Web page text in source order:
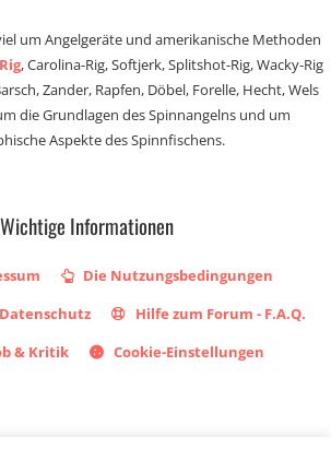
um Angelgeräte und amerikanische Methoden
, Carolina-Rig, Softjerk, Splitshot-Rig, Wacky-Rig
Zander, Rapfen, Döbel, Forelle, Hecht, Wels
die Grundlagen des Spinnangelns und um
Aspekte des Spinnfischens.
Wichtige Informationen
Die Nutzungsbedingungen
Hilfe zum Forum - F.A.Q.
& Kritik
Cookie-Einstellungen